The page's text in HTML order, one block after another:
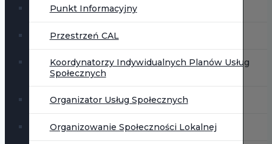
Punkt Informacyjny
Przestrzeń CAL
Koordynatorzy Indywidualnych Planów Usług
Społecznych
Organizator Usług Społecznych
Organizowanie Społeczności Lokalnej